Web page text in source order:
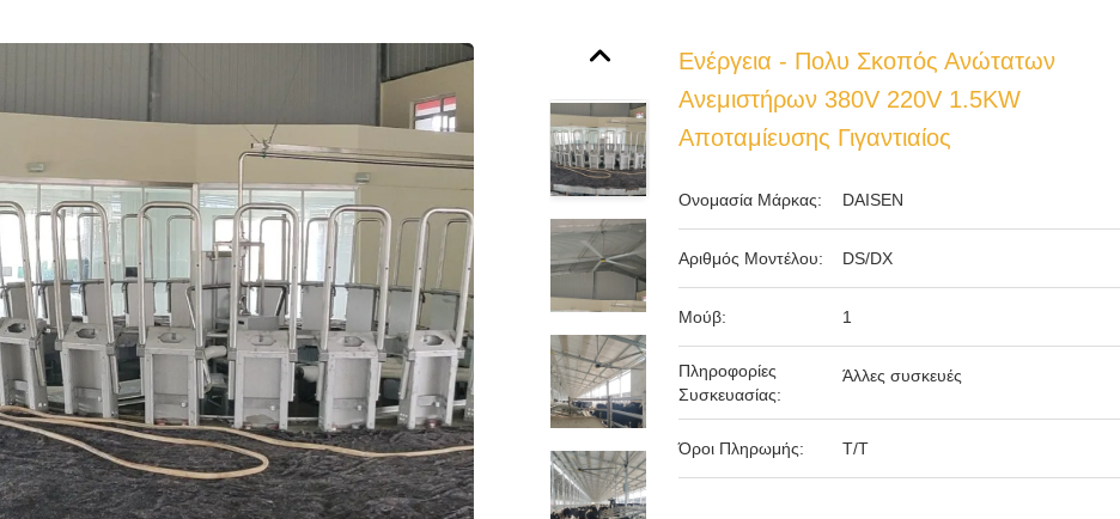
Ενέργεια - Πολυ Σκοπός Ανώτατων
Ανεμιστήρων 380V 220V 1.5KW
Αποταμίευσης Γιγαντιαίος
Ονομασία Μάρκας: DAISEN
Αριθμός Μοντέλου: DS/DX
Μούβ: 1
Πληροφορίες
Συσκευασίας:
Άλλες συσκευές
Όροι Πληρωμής: Τ/Τ